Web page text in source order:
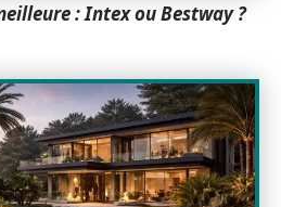
: Intex ou Bestway ?